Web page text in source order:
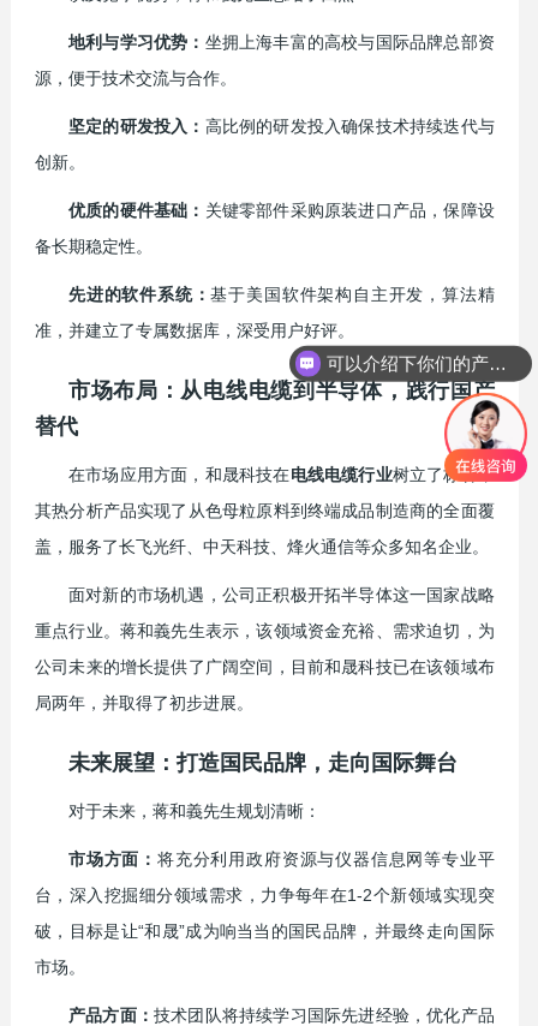
地利与学习优势： 坐拥上海丰富的高校与国际品牌总部资
源，便于技术交流与合作。
坚定的研发投入： 高比例的研发投入确保技术持续迭代与
创新。
优质的硬件基础： 关键零部件采购原装进口产品，保障设
备长期稳定性。
先进的软件系统：基于美国软件架构自主开发，算法精
准，并建立了专属数据库，深受用户好评。
市场布局：从电线电缆到半导体，践行国产
替代
在市场应用方面，和晟科技在电线电缆行业树立了标杆，
其热分析产品实现了从色母粒原料到终端成品制造商的全面覆
盖，服务了长飞光纤、中天科技、烽火通信等众多知名企业。
面对新的市场机遇，公司正积极开拓半导体这一国家战略
重点行业。蒋和義先生表示，该领域资金充裕、需求迫切，为
公司未来的增长提供了广阔空间，目前和晟科技已在该领域布
局两年，并取得了初步进展。
未来展望：打造国民品牌，走向国际舞台
对于未来，蒋和義先生规划清晰：
市场方面：将充分利用政府资源与仪器信息网等专业平
台，深入挖掘细分领域需求，力争每年在1-2个新领域实现突
破，目标是让“和晟”成为响当当的国民品牌，并最终走向国际
市场。
产品方面： 技术团队将持续学习国际先进经验，优化产品
可以介绍下你们的产品么？